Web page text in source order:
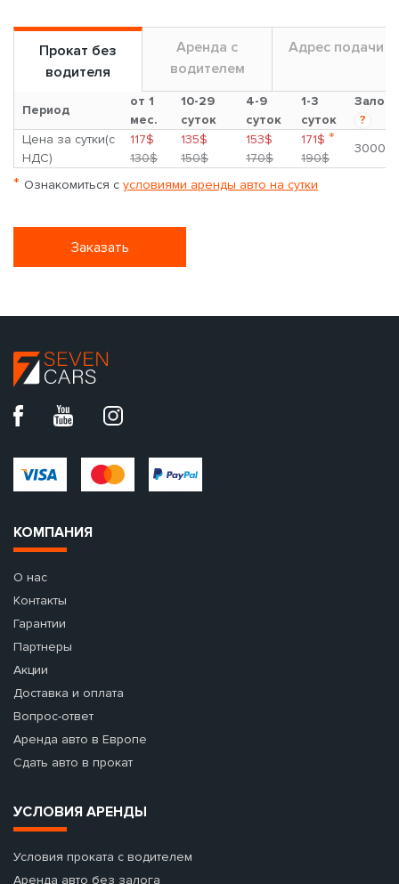
Прокат без
водителя
Аренда с
водителем
Адрес подачи
Период
от 1
мес.
10-29
суток
4-9
суток
1-3
суток
Залог
?
Цена за сутки(с
НДС)
117$
130$
135$
150$
153$
170$
171$ *
190$
3000$
* Ознакомиться с условиями аренды авто на сутки
Заказать
КОМПАНИЯ
О нас
Контакты
Гарантии
Партнеры
Акции
Доставка и оплата
Вопрос-ответ
Аренда авто в Европе
Сдать авто в прокат
УСЛОВИЯ АРЕНДЫ
Условия проката с водителем
Аренда авто без залога